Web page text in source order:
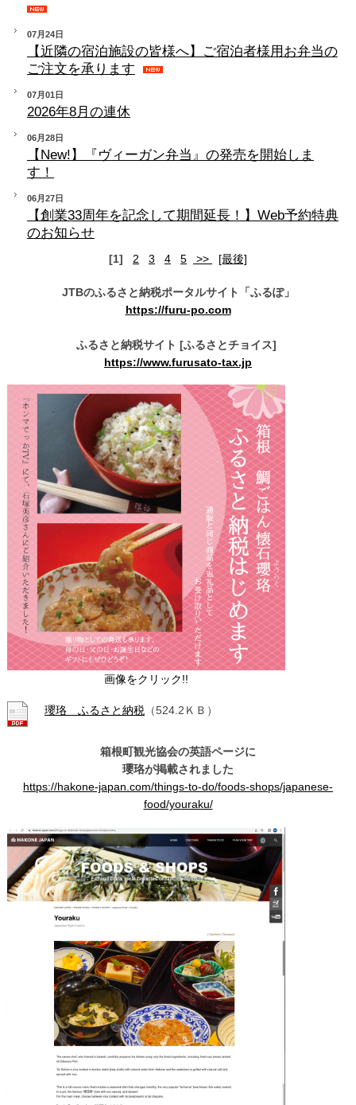
07月24日
【近隣の宿泊施設の皆様へ】ご宿泊者様用お弁当の
ご注文を承ります
07月01日
2026年8月の連休
06月28日
【New!】『ヴィーガン弁当』の発売を開始しま
す！
06月27日
【創業33周年を記念して期間延長！】Web予約特典
のお知らせ
[1] 2 3 4 5 >> [最後]
JTBのふるさと納税ポータルサイト「ふるぽ」
https://furu-po.com
ふるさと納税サイト [ふるさとチョイス]
https://www.furusato-tax.jp
画像をクリック!!
瓔珞 ふるさと納税（524.2ＫＢ）
箱根町観光協会の英語ページに
瓔珞が掲載されました
https://hakone-japan.com/things-to-do/foods-shops/japanese-
food/youraku/